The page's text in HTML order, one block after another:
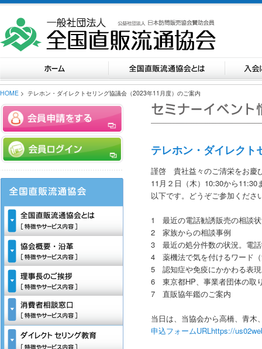
HOME > テレホン・ダイレクトセリング協議会（2023年11月度）のご案内
テレホン・ダイレク
謹啓 貴社益々のご清栄をお慶
11月２日（木）10:30から
以下です。どうぞご参加くだ
1 最近の電話勧誘販売の相談
2 家族からの相談事例
3 最近の処分件数の状況。電
4 薬機法で気を付けるワード
5 認知症や免疫にかかわる表
6 東京都HP、事業者団体の取
7 直販協年鑑のご案内
当日は、当協会から高橋、青
申込フォームURLhttps://